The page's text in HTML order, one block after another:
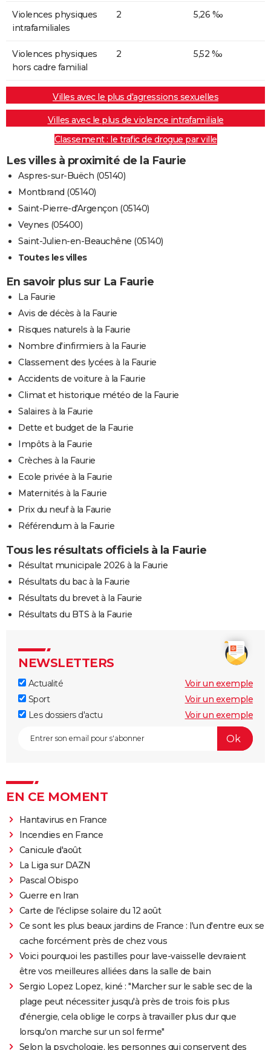
Violences physiques
intrafamiliales
2 5,26 ‰
Violences physiques
hors cadre familial
2 5,52 ‰
Villes avec le plus d'agressions sexuelles
Villes avec le plus de violence intrafamiliale
Classement : le trafic de drogue par ville
Les villes à proximité de la Faurie
Aspres-sur-Buëch (05140)
Montbrand (05140)
Saint-Pierre-d'Argençon (05140)
Veynes (05400)
Saint-Julien-en-Beauchêne (05140)
Toutes les villes
En savoir plus sur La Faurie
La Faurie
Avis de décès à la Faurie
Risques naturels à la Faurie
Nombre d'infirmiers à la Faurie
Classement des lycées à la Faurie
Accidents de voiture à la Faurie
Climat et historique météo de la Faurie
Salaires à la Faurie
Dette et budget de la Faurie
Impôts à la Faurie
Crèches à la Faurie
Ecole privée à la Faurie
Maternités à la Faurie
Prix du neuf à la Faurie
Référendum à la Faurie
Tous les résultats officiels à la Faurie
Résultat municipale 2026 à la Faurie
Résultats du bac à la Faurie
Résultats du brevet à la Faurie
Résultats du BTS à la Faurie
NEWSLETTERS
Actualité
Voir un exemple
Sport
Voir un exemple
Les dossiers d'actu
Voir un exemple
EN CE MOMENT
Hantavirus en France
Incendies en France
Canicule d'août
La Liga sur DAZN
Pascal Obispo
Guerre en Iran
Carte de l'éclipse solaire du 12 août
Ce sont les plus beaux jardins de France : l'un d'entre eux se
cache forcément près de chez vous
Voici pourquoi les pastilles pour lave-vaisselle devraient
être vos meilleures alliées dans la salle de bain
Sergio Lopez Lopez, kiné : "Marcher sur le sable sec de la
plage peut nécessiter jusqu'à près de trois fois plus
d'énergie, cela oblige le corps à travailler plus dur que
lorsqu'on marche sur un sol ferme"
Selon la psychologie, les personnes qui conservent des